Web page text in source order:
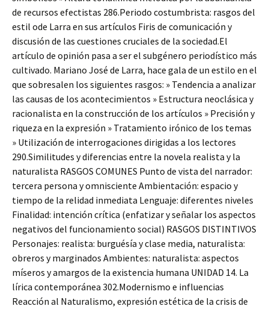
de recursos efectistas 286.Periodo costumbrista: rasgos del
estil ode Larra en sus artículos Firis de comunicación y
discusión de las cuestiones cruciales de la sociedad.El
artículo de opinión pasa a ser el subgénero periodístico más
cultivado. Mariano José de Larra, hace gala de un estilo en el
que sobresalen los siguientes rasgos: » Tendencia a analizar
las causas de los acontecimientos » Estructura neoclásica y
racionalista en la construcción de los artículos » Precisión y
riqueza en la expresión » Tratamiento irónico de los temas
» Utilización de interrogaciones dirigidas a los lectores
290.Similitudes y diferencias entre la novela realista y la
naturalista RASGOS COMUNES Punto de vista del narrador:
tercera persona y omnisciente Ambientación: espacio y
tiempo de la relidad inmediata Lenguaje: diferentes niveles
Finalidad: intención crítica (enfatizar y señalar los aspectos
negativos del funcionamiento social) RASGOS DISTINTIVOS
Personajes: realista: burguésía y clase media, naturalista:
obreros y marginados Ambientes: naturalista: aspectos
míseros y amargos de la existencia humana UNIDAD 14. La
lírica contemporánea 302.Modernismo e influencias
Reacción al Naturalismo, expresión estética de la crisis de